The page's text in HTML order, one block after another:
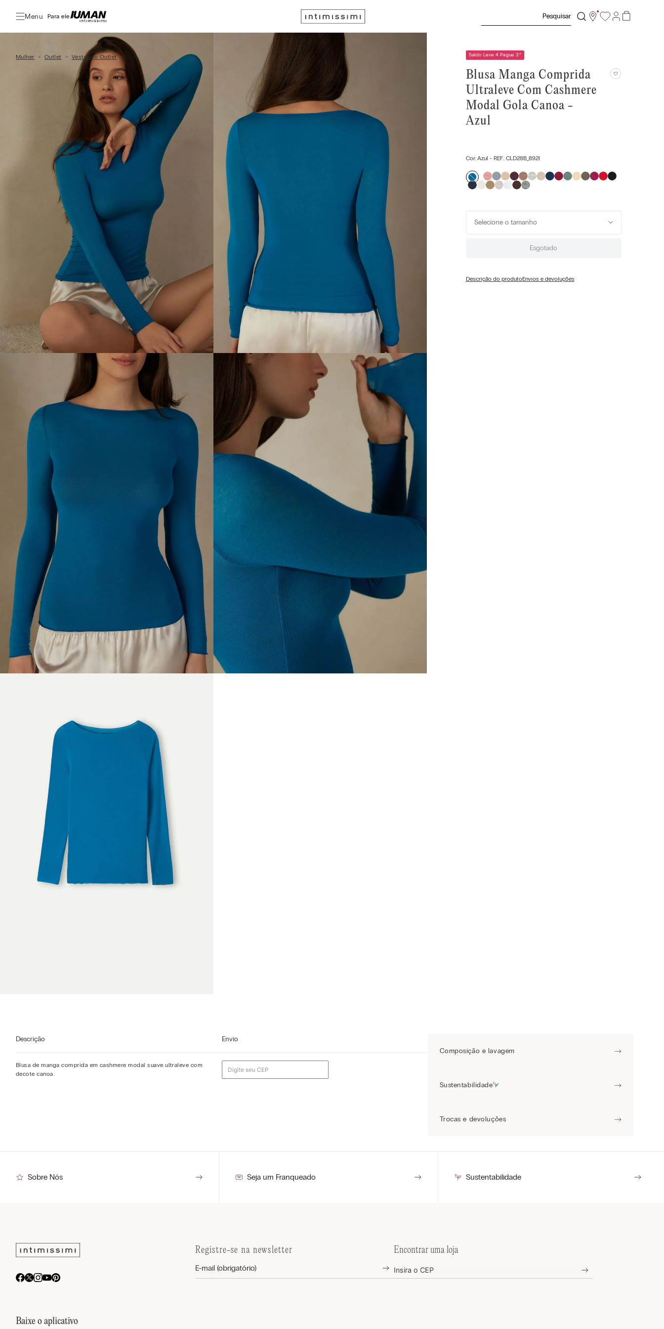
Menu Para ele:
Mulher Outlet Vestuário Outlet Saldo Leve 4 Pague 3*
Blusa Manga Comprida
Ultraleve Com Cashmere
Modal Gola Canoa -
Azul
Cor: Azul - REF.: CLD28B_892I
Selecione o tamanho
Esgotado
Descrição do produtoEnvios e devoluções
Descrição
Blusa de manga comprida em cashmere modal suave ultraleve com
decote canoa.
Envio
Composição e lavagem
Sustentabilidade
Trocas e devoluções
Sobre Nós Seja um Franqueado Sustentabilidade
Baixe o aplicativo
Registre-se na newsletter Encontrar uma loja